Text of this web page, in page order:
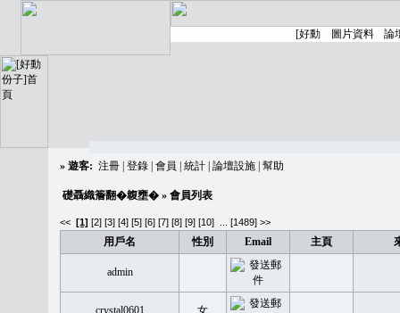
» 遊客: 注冊 登錄 會員 統計 論壇設施 幫助
礎聶織簷翻�䪖壅� » 會員列表
<< [1] [2] [3] [4] [5] [6] [7] [8] [9] [10] [1489] >>
用戶名 性別 Email 主頁
admin
crystal0601 女